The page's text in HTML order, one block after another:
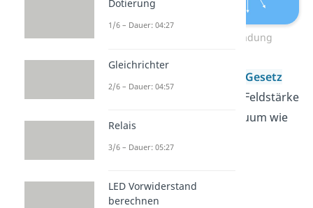
Elektrisches Feld Punktladung
Coulombschen Gesetz
kannst du die elektrische Feldstärke
einer Punktladung im Vakuum wie
Dabei ist
Dotierung
1/6 – Dauer: 04:27
Gleichrichter
2/6 – Dauer: 04:57
Relais
3/6 – Dauer: 05:27
LED Vorwiderstand
berechnen